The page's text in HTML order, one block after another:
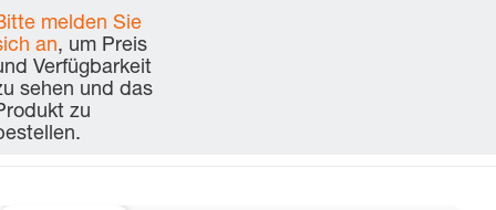
melden Sie
an, um Preis
Verfügbarkeit
sehen und das
zu